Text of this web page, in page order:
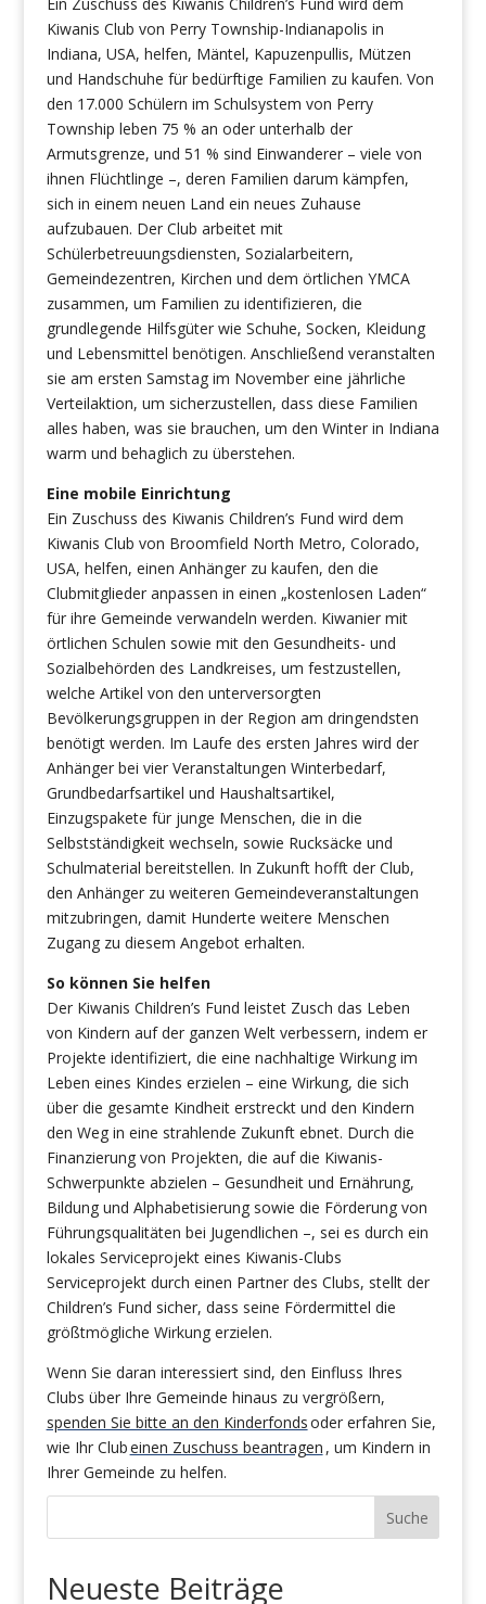
Kiwanis Club von Perry Township-Indianapolis in
Indiana, USA, helfen, Mäntel, Kapuzenpullis, Mützen
und Handschuhe für bedürftige Familien zu kaufen. Von
den 17.000 Schülern im Schulsystem von Perry
Township leben 75 % an oder unterhalb der
Armutsgrenze, und 51 % sind Einwanderer – viele von
ihnen Flüchtlinge –, deren Familien darum kämpfen,
sich in einem neuen Land ein neues Zuhause
aufzubauen. Der Club arbeitet mit
Schülerbetreuungsdiensten, Sozialarbeitern,
Gemeindezentren, Kirchen und dem örtlichen YMCA
zusammen, um Familien zu identifizieren, die
grundlegende Hilfsgüter wie Schuhe, Socken, Kleidung
und Lebensmittel benötigen. Anschließend veranstalten
sie am ersten Samstag im November eine jährliche
Verteilaktion, um sicherzustellen, dass diese Familien
alles haben, was sie brauchen, um den Winter in Indiana
warm und behaglich zu überstehen.
Eine mobile Einrichtung
Ein Zuschuss des Kiwanis Children’s Fund wird dem
Kiwanis Club von Broomfield North Metro, Colorado,
USA, helfen, einen Anhänger zu kaufen, den die
Clubmitglieder anpassen in einen „kostenlosen Laden“
für ihre Gemeinde verwandeln werden. Kiwanier mit
örtlichen Schulen sowie mit den Gesundheits- und
Sozialbehörden des Landkreises, um festzustellen,
welche Artikel von den unterversorgten
Bevölkerungsgruppen in der Region am dringendsten
benötigt werden. Im Laufe des ersten Jahres wird der
Anhänger bei vier Veranstaltungen Winterbedarf,
Grundbedarfsartikel und Haushaltsartikel,
Einzugspakete für junge Menschen, die in die
Selbstständigkeit wechseln, sowie Rucksäcke und
Schulmaterial bereitstellen. In Zukunft hofft der Club,
den Anhänger zu weiteren Gemeindeveranstaltungen
mitzubringen, damit Hunderte weitere Menschen
Zugang zu diesem Angebot erhalten.
So können Sie helfen
Der Kiwanis Children’s Fund leistet Zusch das Leben
von Kindern auf der ganzen Welt verbessern, indem er
Projekte identifiziert, die eine nachhaltige Wirkung im
Leben eines Kindes erzielen – eine Wirkung, die sich
über die gesamte Kindheit erstreckt und den Kindern
den Weg in eine strahlende Zukunft ebnet. Durch die
Finanzierung von Projekten, die auf die Kiwanis-
Schwerpunkte abzielen – Gesundheit und Ernährung,
Bildung und Alphabetisierung sowie die Förderung von
Führungsqualitäten bei Jugendlichen –, sei es durch ein
lokales Serviceprojekt eines Kiwanis-Clubs
Serviceprojekt durch einen Partner des Clubs, stellt der
Children’s Fund sicher, dass seine Fördermittel die
größtmögliche Wirkung erzielen.
Wenn Sie daran interessiert sind, den Einfluss Ihres
Clubs über Ihre Gemeinde hinaus zu vergrößern,
spenden Sie bitte an den Kinderfondsoder erfahren Sie,
wie Ihr Clubeinen Zuschuss beantragen , um Kindern in
Ihrer Gemeinde zu helfen.
Suche
Neueste Beiträge